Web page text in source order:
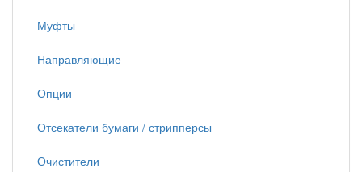
Муфты
Направляющие
Опции
Отсекатели бумаги / стрипперсы
Очистители